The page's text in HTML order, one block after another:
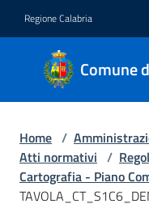
Regione Calabria
Comune
Comune
di Vibo
Valentia
Amministrazione
Menu selezionato
Home /
Atti normativi /
Cartografia - Piano